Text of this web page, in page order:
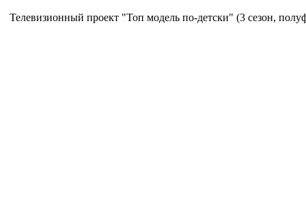
Телевизионный проект "Топ модель по-детски" (3 сезон,